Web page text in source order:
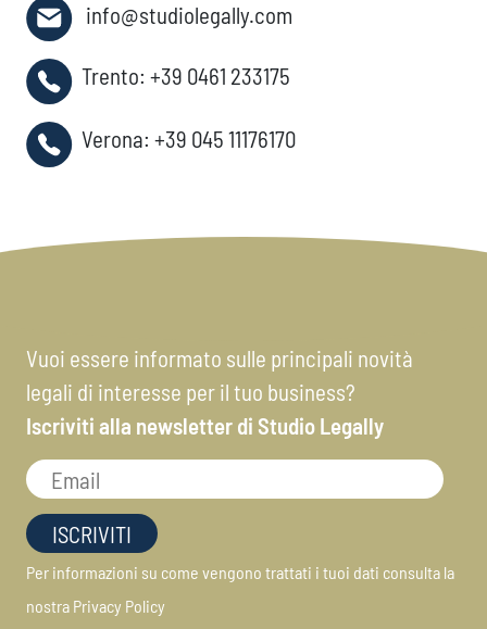
info@studiolegally.com
Trento: +39 0461 233175
Verona: +39 045 11176170
Vuoi essere informato sulle principali novità
legali di interesse per il tuo business?
Iscriviti alla newsletter di Studio Legally
Per informazioni su come vengono trattati i tuoi dati consulta la
nostra Privacy Policy